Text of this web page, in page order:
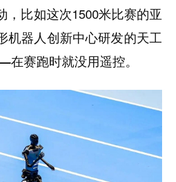
，比如这次1500米比赛的亚
机器人创新中心研发的天工
赛跑时就没用遥控。